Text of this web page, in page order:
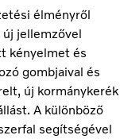
élményről
új jellemzővel
kényelmet és
gombjaival és
új kormánykerék
A különböző
segítségével